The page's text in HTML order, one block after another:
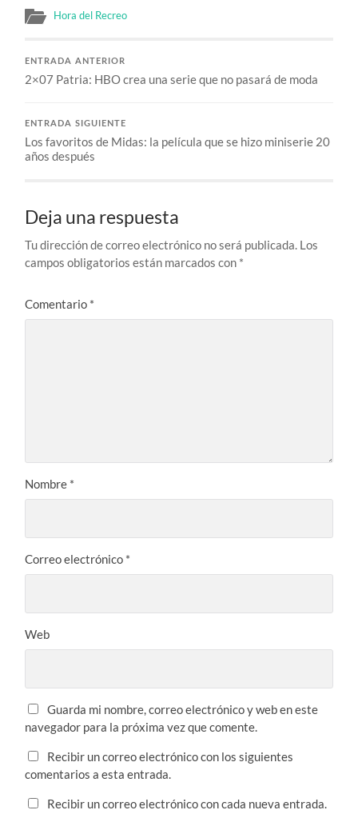
Hora del Recreo
ENTRADA ANTERIOR
2×07 Patria: HBO crea una serie que no pasará de moda
ENTRADA SIGUIENTE
Los favoritos de Midas: la película que se hizo miniserie 20
años después
Deja una respuesta
Tu dirección de correo electrónico no será publicada. Los
campos obligatorios están marcados con *
Comentario *
Nombre *
Correo electrónico *
Web
Guarda mi nombre, correo electrónico y web en este
navegador para la próxima vez que comente.
Recibir un correo electrónico con los siguientes
comentarios a esta entrada.
Recibir un correo electrónico con cada nueva entrada.